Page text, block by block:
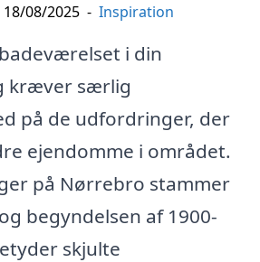
18/08/2025 - Inspiration
i din
kræver særlig
på de udfordringer, der
ejendomme i området.
på Nørrebro stammer
begyndelsen af 1900-
skjulte